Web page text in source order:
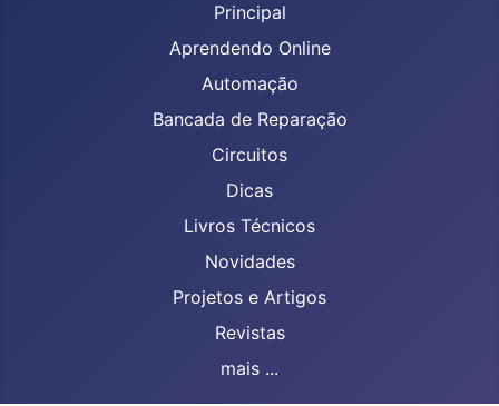
Principal
Aprendendo Online
Automação
Bancada de Reparação
Circuitos
Dicas
Livros Técnicos
Novidades
Projetos e Artigos
Revistas
mais ...